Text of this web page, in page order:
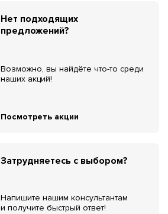
Нет подходящих
предложений?
Возможно, вы найдёте что-то среди
наших акций!
Посмотреть акции
Затрудняетесь с выбором?
Напишите нашим консультантам
и получите быстрый ответ!